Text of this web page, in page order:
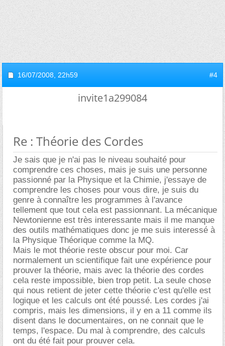
16/07/2008, 22h59 #4
invite1a299084
Re : Théorie des Cordes
Je sais que je n'ai pas le niveau souhaité pour
comprendre ces choses, mais je suis une personne
passionné par la Physique et la Chimie, j'essaye de
comprendre les choses pour vous dire, je suis du
genre à connaître les programmes à l'avance
tellement que tout cela est passionnant. La mécanique
Newtonienne est très interessante mais il me manque
des outils mathématiques donc je me suis interessé à
la Physique Théorique comme la MQ.
Mais le mot théorie reste obscur pour moi. Car
normalement un scientifique fait une expérience pour
prouver la théorie, mais avec la théorie des cordes
cela reste impossible, bien trop petit. La seule chose
qui nous retient de jeter cette théorie c'est qu'elle est
logique et les calculs ont été poussé. Les cordes j'ai
compris, mais les dimensions, il y en a 11 comme ils
disent dans le documentaires, on ne connait que le
temps, l'espace. Du mal à comprendre, des calculs
ont du été fait pour prouver cela.